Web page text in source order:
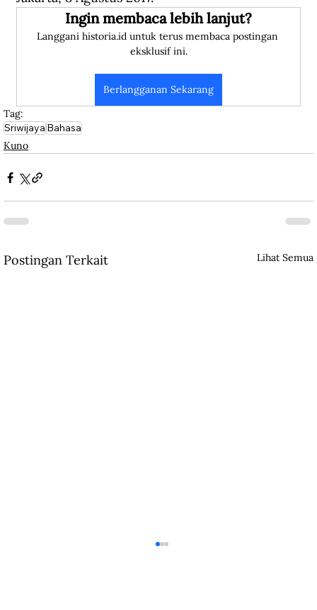
Ingin membaca lebih lanjut?
Langgani historia.id untuk terus membaca postingan
eksklusif ini.
Berlangganan Sekarang
Tag:
SriwijayaBahasa
Kuno
Postingan Terkait Lihat Semua